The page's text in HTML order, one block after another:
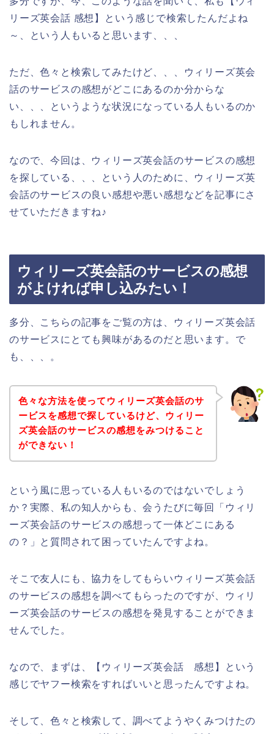
リーズ英会話 感想】という感じで検索したんだよね
～、という人もいると思います、、、
ただ、色々と検索してみたけど、、、ウィリーズ英会
話のサービスの感想がどこにあるのか分からな
い、、、というような状況になっている人もいるのか
もしれません。
なので、今回は、ウィリーズ英会話のサービスの感想
を探している、、、という人のために、ウィリーズ英
会話のサービスの良い感想や悪い感想などを記事にさ
せていただきますね♪
ウィリーズ英会話のサービスの感想
がよければ申し込みたい！
多分、こちらの記事をご覧の方は、ウィリーズ英会話
のサービスにとても興味があるのだと思います。で
も、、、。
色々な方法を使ってウィリーズ英会話のサ
ービスを感想で探しているけど、ウィリー
ズ英会話のサービスの感想をみつけること
ができない！
という風に思っている人もいるのではないでしょう
か？実際、私の知人からも、会うたびに毎回「ウィリ
ーズ英会話のサービスの感想って一体どこにある
の？」と質問されて困っていたんですよね。
そこで友人にも、協力をしてもらいウィリーズ英会話
のサービスの感想を調べてもらったのですが、ウィリ
ーズ英会話のサービスの感想を発見することができま
せんでした。
なので、まずは、【ウィリーズ英会話 感想】という
感じでヤフー検索をすればいいと思ったんですよね。
そして、色々と検索して、調べてようやくみつけたの